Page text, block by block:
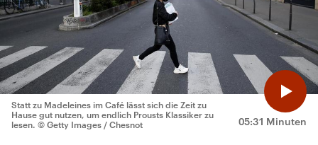
05:31 Minuten
Statt zu Madeleines im Café lässt sich die Zeit zu
Hause gut nutzen, um endlich Prousts Klassiker zu
lesen. © Getty Images / Chesnot